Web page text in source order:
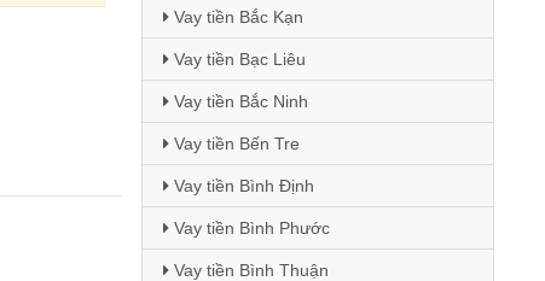
Vay tiền Bắc Kạn
Vay tiền Bạc Liêu
Vay tiền Bắc Ninh
Vay tiền Bến Tre
Vay tiền Bình Định
Vay tiền Bình Phước
Vay tiền Bình Thuận